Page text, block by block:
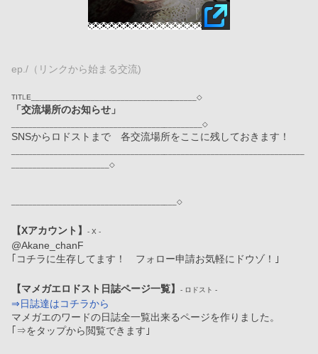
ep./（リンクから始まる交流)
TITL E_______________________________________◇
「交流場所のお知らせ」
_____________________________________________◇
SNSからロドストまで　各交流場所をここに残しておきます！
_______________________◇
_______________________________________◇
【Xアカウント】 - X -
@Akane_chanF
｢コチラに生存してます！　フォロー申請お気軽にドウゾ！｣
【マメガエロドスト日誌ページ一覧】 - ロドスト -
⇒日誌達はコチラから
マメガエのワードの日誌全一覧出来るページを作りました。
｢⇒をタップから閲覧できます｣